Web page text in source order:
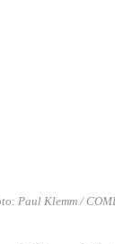
Paul Klemm /